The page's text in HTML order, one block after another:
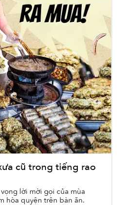
cũ trong tiếng rao
lời mời gọi của mùa
hòa quyện trên bàn ăn.